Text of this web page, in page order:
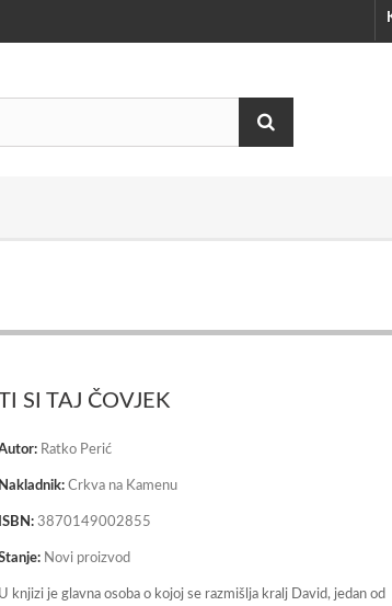
SI TAJ ČOVJEK
Ratko Perić
Nakladnik: Crkva na Kamenu
ISBN: 3870149002855
Novi proizvod
U knjizi je glavna osoba o kojoj se razmišlja kralj David, jedan od